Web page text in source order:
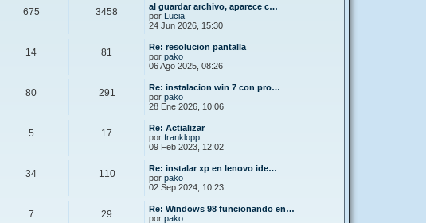
675 3458
al guardar archivo, aparece c…
por Lucia
24 Jun 2026, 15:30
14 81
Re: resolucion pantalla
por pako
06 Ago 2025, 08:26
80 291
Re: instalacion win 7 con pro…
por pako
28 Ene 2026, 10:06
5 17
Re: Actializar
por franklopp
09 Feb 2023, 12:02
34 110
Re: instalar xp en lenovo ide…
por pako
02 Sep 2024, 10:23
7 29
Re: Windows 98 funcionando en…
por pako